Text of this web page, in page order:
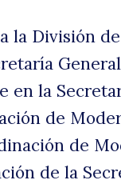
la División
en la
de
de
de la